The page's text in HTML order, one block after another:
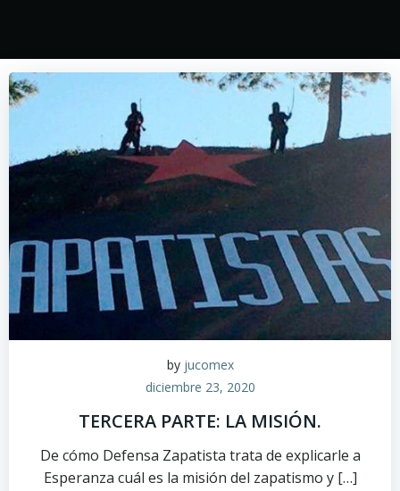
by jucomex
diciembre 23, 2020
TERCERA PARTE: LA MISIÓN.
De cómo Defensa Zapatista trata de explicarle a
Esperanza cuál es la misión del zapatismo y […]